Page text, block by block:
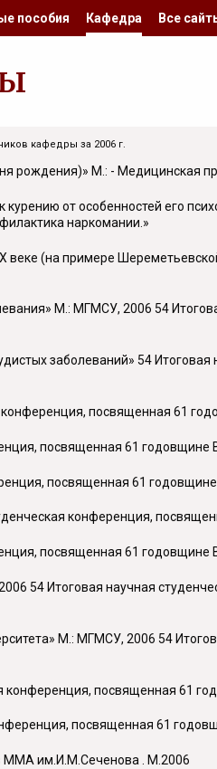
пособия Кафедра Все
кафедры за 2006 г.
М.: - Медицинская
от особенностей его
наркомании.»
веке (на примере
М.: МГМСУ, 2006 54
заболеваний» 54
посвященная 61
посвященная 61 годовщине
посвященная 61 годовщине
конференция,
посвященная 61 годовщине
54 Итоговая научная
М.: МГМСУ, 2006 54
посвященная 61
посвященная 61
ММА им.И.М.Сеченова . М.2006